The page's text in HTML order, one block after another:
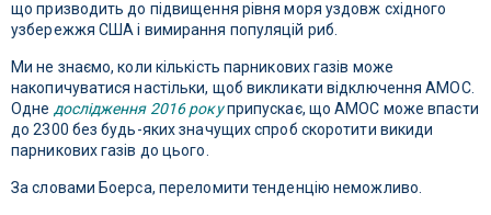
що призводить до підвищення рівня моря уздовж східного
узбережжя США і вимирання популяцій риб.
Ми не знаємо, коли кількість парникових газів може
накопичуватися настільки, щоб викликати відключення AMOC.
Одне дослідження 2016 рокуприпускає, що AMOC може впасти
до 2300 без будь-яких значущих спроб скоротити викиди
парникових газів до цього.
За словами Боерса, переломити тенденцію неможливо.